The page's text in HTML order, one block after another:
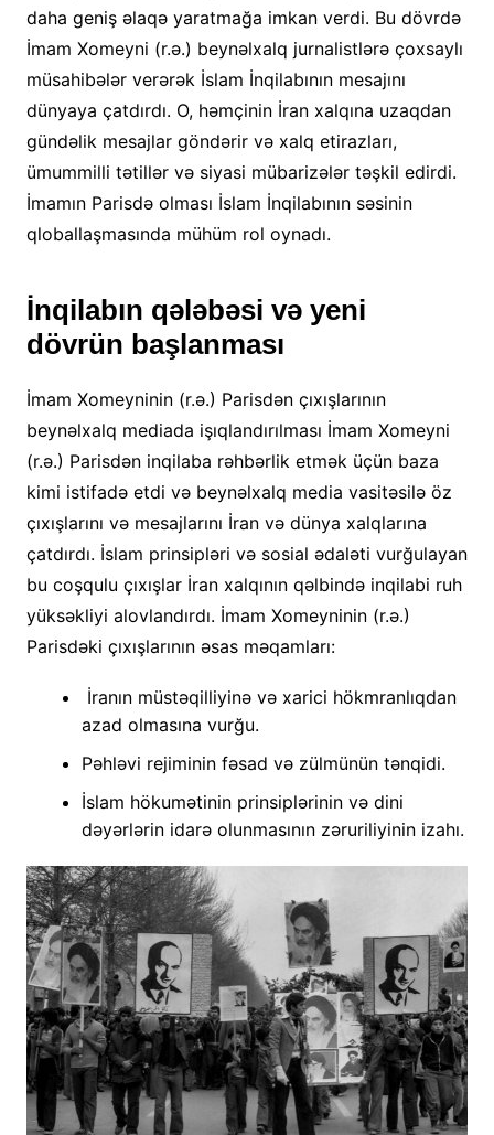
daha geniş əlaqə yaratmağa imkan verdi. Bu dövrdə
İmam Xomeyni (r.ə.) beynəlxalq jurnalistlərə çoxsaylı
müsahibələr verərək İslam İnqilabının mesajını
dünyaya çatdırdı. O, həmçinin İran xalqına uzaqdan
gündəlik mesajlar göndərir və xalq etirazları,
ümummilli tətillər və siyasi mübarizələr təşkil edirdi.
İmamın Parisdə olması İslam İnqilabının səsinin
qloballaşmasında mühüm rol oynadı.
İnqilabın qələbəsi və yeni
dövrün başlanması
İmam Xomeyninin (r.ə.) Parisdən çıxışlarının
beynəlxalq mediada işıqlandırılması İmam Xomeyni
(r.ə.) Parisdən inqilaba rəhbərlik etmək üçün baza
kimi istifadə etdi və beynəlxalq media vasitəsilə öz
çıxışlarını və mesajlarını İran və dünya xalqlarına
çatdırdı. İslam prinsipləri və sosial ədaləti vurğulayan
bu coşqulu çıxışlar İran xalqının qəlbində inqilabi ruh
yüksəkliyi alovlandırdı. İmam Xomeyninin (r.ə.)
Parisdəki çıxışlarının əsas məqamları:
İranın müstəqilliyinə və xarici hökmranlıqdan
azad olmasına vurğu.
Pəhləvi rejiminin fəsad və zülmünün tənqidi.
İslam hökumətinin prinsiplərinin və dini
dəyərlərin idarə olunmasının zəruriliyinin izahı.